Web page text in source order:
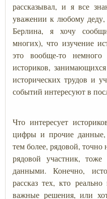
рассказывал, и я все
уважении к любому
Берлина, я хочу
многих), что изучение
это вообще-то
историков,
исторических трудов и
событий интересуют в
Что интересует
цифры и прочие
тем более, рядовой, точно
рядовой участник,
данными. Конечно,
рассказ тех, кто
важные решения, или